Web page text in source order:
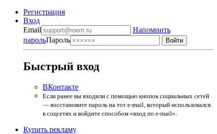
Регистрация
Вход
Email
Напомнить
парольПароль
Быстрый вход
ВКонтакте
Если ранее вы входили с помощью кнопок социальных сетей
— восстановите пароль на тот e-mail, который использовался
в соцсетях и войдите способом «вход по e-mail».
Купить рекламу